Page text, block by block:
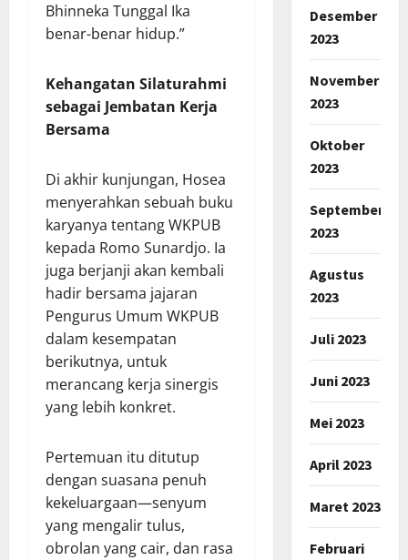
Bhinneka Tunggal Ika
benar-benar hidup.”
Kehangatan Silaturahmi
sebagai Jembatan Kerja
Bersama
Di akhir kunjungan, Hosea
menyerahkan sebuah buku
karyanya tentang WKPUB
kepada Romo Sunardjo. Ia
juga berjanji akan kembali
hadir bersama jajaran
Pengurus Umum WKPUB
dalam kesempatan
berikutnya, untuk
merancang kerja sinergis
yang lebih konkret.
Pertemuan itu ditutup
dengan suasana penuh
kekeluargaan—senyum
yang mengalir tulus,
obrolan yang cair, dan rasa
Desember
2023
November
2023
Oktober
2023
September
2023
Agustus
2023
Juli 2023
Juni 2023
Mei 2023
April 2023
Maret 2023
Februari